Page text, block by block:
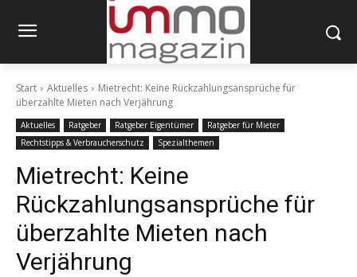
Start Aktuelles
Mietrecht: Keine Rückzahlungsansprüche für
überzahlte Mieten nach Verjährung
Aktuelles Ratgeber Ratgeber Eigentümer
Ratgeber für Mieter
Rechtstipps & Verbraucherschutz
Spezialthemen
Mietrecht: Keine
Rückzahlungsansprüche für
überzahlte Mieten nach
Verjährung